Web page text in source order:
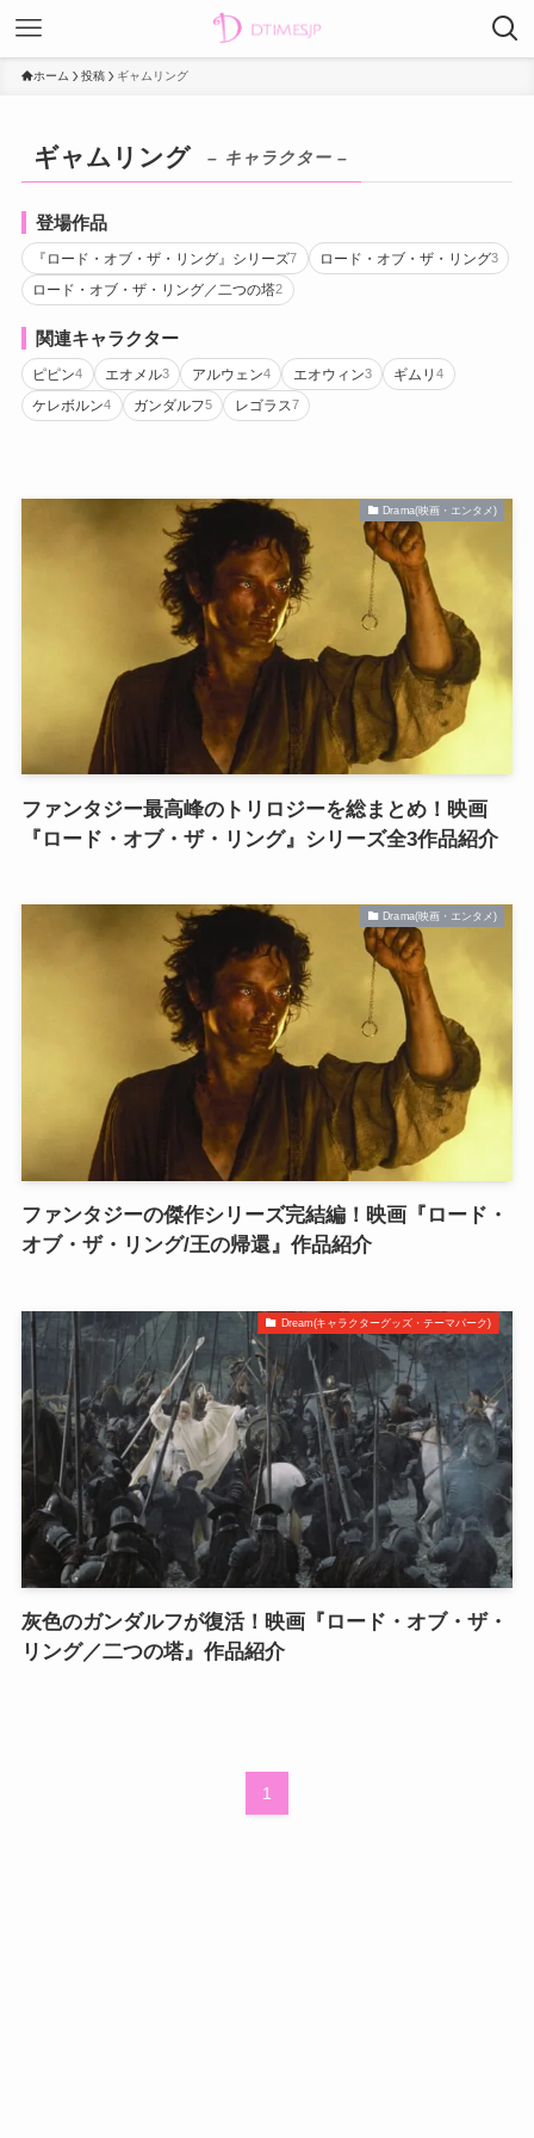
ホーム 投稿 ギャムリング
ギャムリング – キャラクター –
登場作品
『ロード・オブ・ザ・リング』シリーズ7 ロード・オブ・ザ・リング3
ロード・オブ・ザ・リング／二つの塔2
関連キャラクター
ピピン4 エオメル3 アルウェン4 エオウィン3 ギムリ4
ケレボルン4 ガンダルフ5 レゴラス7
Drama(映画・エンタメ)
ファンタジー最高峰のトリロジーを総まとめ！映画
『ロード・オブ・ザ・リング』シリーズ全3作品紹介
Drama(映画・エンタメ)
ファンタジーの傑作シリーズ完結編！映画『ロード・
オブ・ザ・リング/王の帰還』作品紹介
Dream(キャラクターグッズ・テーマパーク)
灰色のガンダルフが復活！映画『ロード・オブ・ザ・
リング／二つの塔』作品紹介
1